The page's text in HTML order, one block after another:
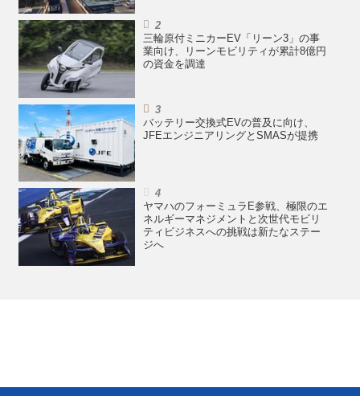
三輪原付ミニカーEV「リーン3」の事
業向け、リーンモビリティが累計8億円
の資金を調達
バッテリー交換式EVの普及に向け、
JFEエンジニアリングとSMASが提携
ヤマハのフォーミュラE参戦、極限のエ
ネルギーマネジメントと次世代モビリ
ティビジネスへの挑戦は新たなステー
ジへ